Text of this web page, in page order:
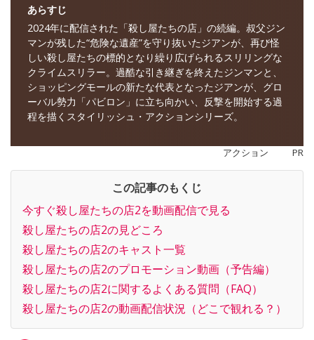
あらすじ
2024年に配信された「殺し屋たちの店」の続編。叔父ジン
マンが残した“危険な遺産”を守り抜いたジアンが、再び怪
しい殺し屋たちの標的となり繰り広げられるスリリングな
クライムスリラー。過酷な引き継ぎを終えたジンマンと、
ショッピングモールの新たな代表となったジアンが、グロ
ーバル勢力「パビロン」に立ち向かい、反撃を開始する過
程を描くスタイリッシュ・アクションシリーズ。
アクション PR
この記事のもくじ
今すぐ殺し屋たちの店2を動画配信で見る
殺し屋たちの店2の見どころ
殺し屋たちの店2のキャスト一覧
殺し屋たちの店2のプロモーション動画（予告編）
殺し屋たちの店2に関するよくある質問（FAQ）
殺し屋たちの店2の動画配信状況（どこで観れる？）